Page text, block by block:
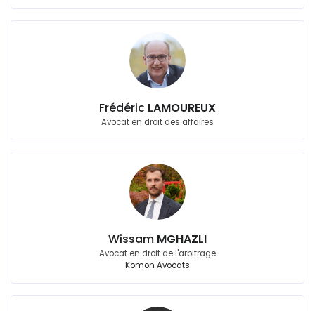
Frédéric LAMOUREUX
Avocat en droit des affaires
Wissam MGHAZLI
Avocat en droit de l'arbitrage
Komon Avocats